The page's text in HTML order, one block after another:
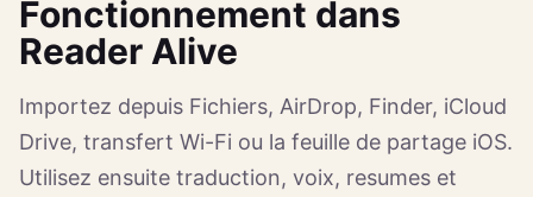
Fonctionnement dans
Reader Alive
Importez depuis Fichiers, AirDrop, Finder, iCloud
Drive, transfert Wi-Fi ou la feuille de partage iOS.
Utilisez ensuite traduction, voix, resumes et